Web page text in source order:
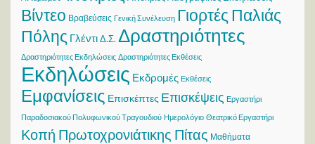
Βίντεο Βραβεύσεις Γενική Συνέλευση Γιορτές Παλιάς
Πόλης ΓλέντιΔ.Σ. Δραστηριότητες
Δραστηριότητες Εκδηλώσεις Δραστηριότητες Εκθέσεις
Εκδηλώσεις Εκδρομές Εκθέσεις
Εμφανίσεις Επισκέπτες Επισκέψεις Εργαστήρι
Παραδοσιακού Πολυφωνικού Τραγουδιού Ημερολόγιο Θεατρικό Εργαστήρι
Κοπή Πρωτοχρονιάτικης Πίτας Μαθήματα